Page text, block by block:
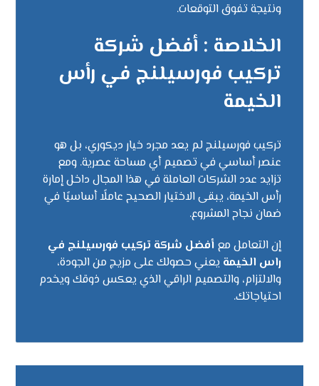
ونتيجة تفوق التوقعات.
الخلاصة : أفضل شركة
تركيب فورسيلنج في رأس
الخيمة
تركيب فورسيلنج لم يعد مجرد خيار ديكوري، بل هو
عنصر أساسي في تصميم أي مساحة عصرية. ومع
تزايد عدد الشركات العاملة في هذا المجال داخل إمارة
رأس الخيمة، يبقى الاختيار الصحيح عاملًا أساسيًا في
ضمان نجاح المشروع.
إن التعامل معأفضل شركة تركيب فورسيلنج في
راس الخيمة يعني حصولك على مزيج من الجودة،
والالتزام، والتصميم الراقي الذي يعكس ذوقك ويخدم
احتياجاتك.